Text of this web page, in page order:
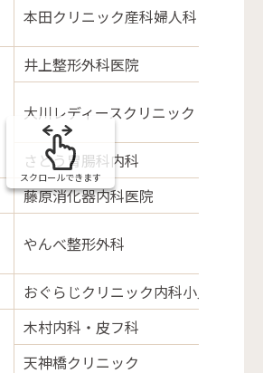
本田クリニック産科婦人科
井上整形外科医院
大川レディースクリニック
さとう胃腸科内科
藤原消化器内科医院
やんべ整形外科
おぐらじクリニック内科小児科消化
木村内科・皮フ科
天神橋クリニック
スクロールできます